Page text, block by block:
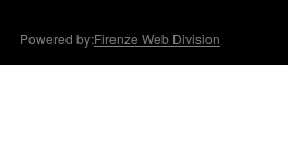
Powered by:Firenze Web Division